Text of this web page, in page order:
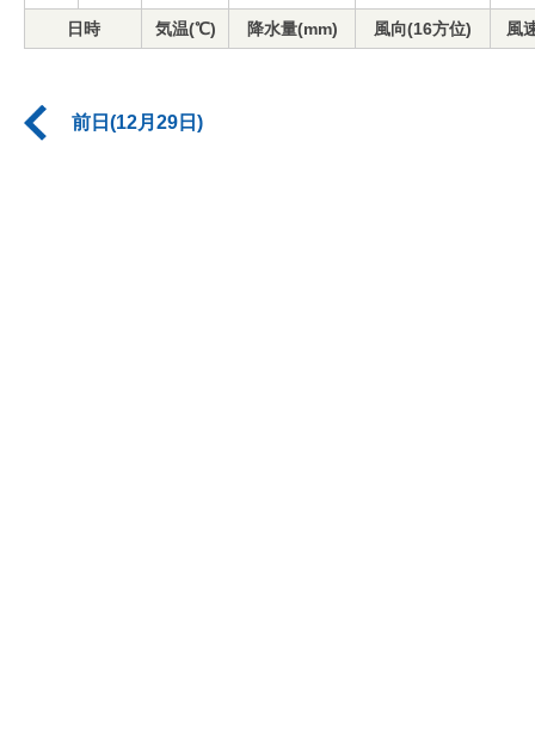
日時 気温(℃) 降水量(mm) 風向(16方位) 風
前日(12月29日)